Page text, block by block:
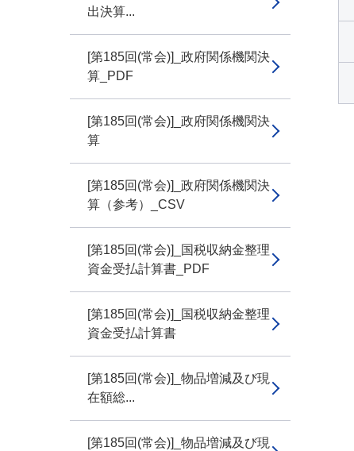
出決算...
[第185回(常会)]_政府関係機関決
算_PDF
[第185回(常会)]_政府関係機関決
算
[第185回(常会)]_政府関係機関決
算（参考）_CSV
[第185回(常会)]_国税収納金整理
資金受払計算書_PDF
[第185回(常会)]_国税収納金整理
資金受払計算書
[第185回(常会)]_物品増減及び現
在額総...
[第185回(常会)]_物品増減及び現